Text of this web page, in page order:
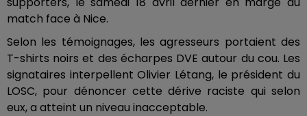
match face à Nice.
Selon les témoignages, les agresseurs portaient des
T-shirts noirs et des écharpes DVE autour du cou. Les
signataires interpellent Olivier Létang, le président du
LOSC, pour dénoncer cette dérive raciste qui selon
eux, a atteint un niveau inacceptable.